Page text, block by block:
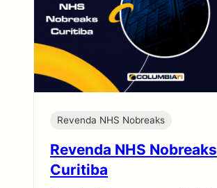
Revenda NHS Nobreaks
Revenda NHS Nobreaks
Curitiba